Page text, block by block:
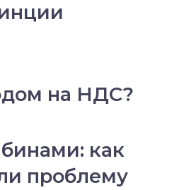
на НДС?
как
проблему